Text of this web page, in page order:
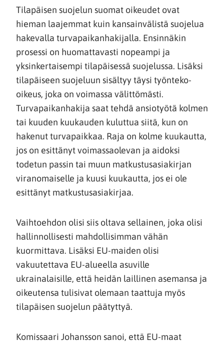
Tilapäisen suojelun suomat oikeudet ovat
hieman laajemmat kuin kansainvälistä suojelua
hakevalla turvapaikanhakijalla. Ensinnäkin
prosessi on huomattavasti nopeampi ja
yksinkertaisempi tilapäisessä suojelussa. Lisäksi
tilapäiseen suojeluun sisältyy täysi työnteko-
oikeus, joka on voimassa välittömästi.
Turvapaikanhakija saat tehdä ansiotyötä kolmen
tai kuuden kuukauden kuluttua siitä, kun on
hakenut turvapaikkaa. Raja on kolme kuukautta,
jos on esittänyt voimassaolevan ja aidoksi
todetun passin tai muun matkustusasiakirjan
viranomaiselle ja kuusi kuukautta, jos ei ole
esittänyt matkustusasiakirjaa.
Vaihtoehdon olisi siis oltava sellainen, joka olisi
hallinnollisesti mahdollisimman vähän
kuormittava. Lisäksi EU-maiden olisi
vakuutettava EU-alueella asuville
ukrainalaisille, että heidän laillinen asemansa ja
oikeutensa tulisivat olemaan taattuja myös
tilapäisen suojelun päätyttyä.
Komissaari Johansson sanoi, että EU-maat